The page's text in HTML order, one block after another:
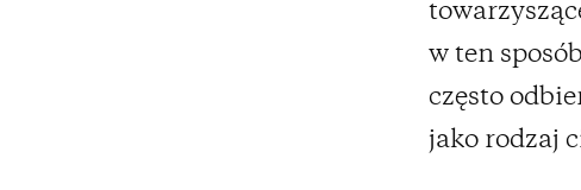
w ten
często
jako rodzaj